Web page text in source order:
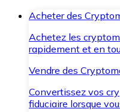
Acheter des
Achetez les
rapidement et en
Vendre des
Convertissez vos
fiduciaire lorsque